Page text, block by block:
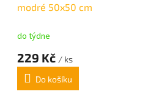
modré 50x50 cm
do týdne
229 Kč / ks
Do košíku